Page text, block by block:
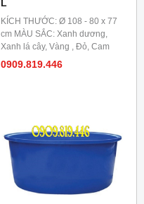
L
KÍCH THƯỚC: Ø 108 - 80 x 77
cm MÀU SẮC: Xanh dương,
Xanh lá cây, Vàng , Đỏ, Cam
0909.819.446